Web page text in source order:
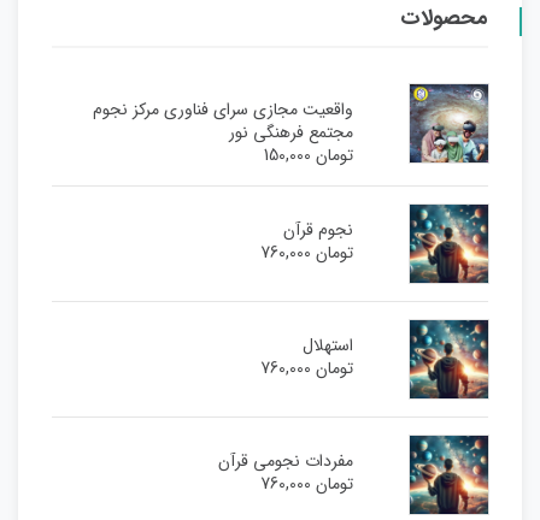
محصولات
واقعیت مجازی سرای فناوری مرکز نجوم
مجتمع فرهنگی نور
تومان150,000
نجوم قرآن
تومان760,000
استهلال
تومان760,000
مفردات نجومی قرآن
تومان760,000